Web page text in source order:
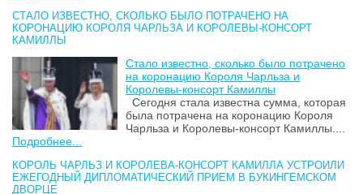
СТАЛО ИЗВЕСТНО, СКОЛЬКО БЫЛО ПОТРАЧЕНО НА
КОРОНАЦИЮ КОРОЛЯ ЧАРЛЬЗА И КОРОЛЕВЫ-КОНСОРТ
КАМИЛЛЫ
Стало известно, сколько было потрачено
на коронацию Короля Чарльза и
Королевы-консорт Камиллы
Сегодня стала известна сумма, которая
была потрачена на коронацию Короля
Чарльза и Королевы-консорт Камиллы....
Подробнее...
КОРОЛЬ ЧАРЛЬЗ И КОРОЛЕВА-КОНСОРТ КАМИЛЛА УСТРОИЛИ
ЕЖЕГОДНЫЙ ДИПЛОМАТИЧЕСКИЙ ПРИЕМ В БУКИНГЕМСКОМ
ДВОРЦЕ